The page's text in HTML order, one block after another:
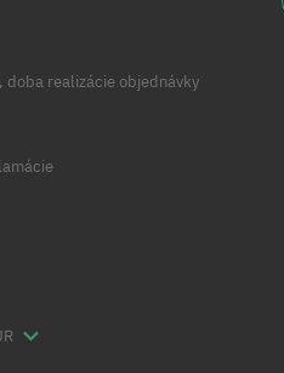
doba realizácie objednávky